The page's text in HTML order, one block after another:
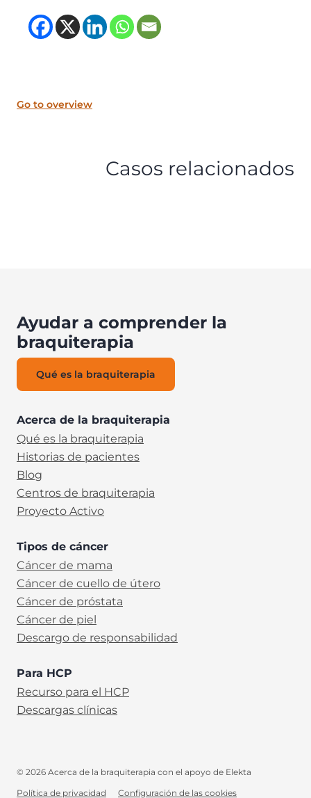
(opens in new tab)
(opens in new tab)
(opens in new
(opens in new
Go to overview
Casos relacionados
Ayudar a comprender la
braquiterapia
Qué es la braquiterapia
Acerca de la braquiterapia
Qué es la braquiterapia
Historias de pacientes
Blog
Centros de braquiterapia
Proyecto Activo
Tipos de cáncer
Cáncer de mama
Cáncer de cuello de útero
Cáncer de próstata
Cáncer de piel
Descargo de responsabilidad
Para HCP
Recurso para el HCP
Descargas clínicas
© 2026 Acerca de la braquiterapia con el apoyo de Elekta
Política de privacidad
Configuración de las cookies